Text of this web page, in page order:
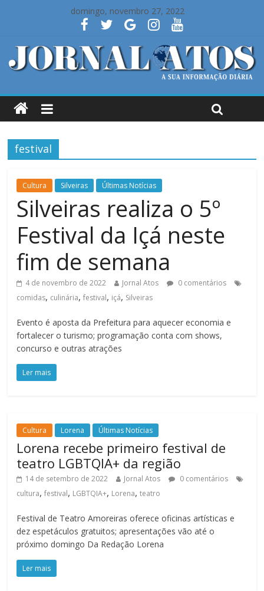
domingo, novembro 27, 2022
festival
Cultura Silveiras Últimas Notícias
Silveiras realiza o 5º
Festival da Içá neste
fim de semana
4 de novembro de 2022 Jornal Atos
0 comentários
comidas, culinária,festival, içá, Silveiras
Evento é aposta da Prefeitura para aquecer economia e
fortalecer o turismo; programação conta com shows,
concurso e outras atrações
Ler mais
Cultura Lorena Últimas Notícias
Lorena recebe primeiro festival de
teatro LGBTQIA+ da região
14 de setembro de 2022 Jornal Atos
0 comentários
cultura,festival, LGBTQIA+, Lorena,teatro
Festival de Teatro Amoreiras oferece oficinas artísticas e
dez espetáculos gratuitos; apresentações vão até o
próximo domingo Da Redação Lorena
Ler mais